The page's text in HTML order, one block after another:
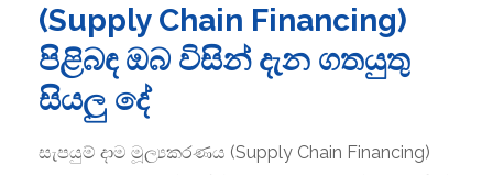
(Supply Chain Financing)
පිළිබඳ ඔබ විසින් දැන ගතයුතු
සියලු දේ
සැපයුම් දාම මූල්‍යකරණය (Supply Chain Financing)